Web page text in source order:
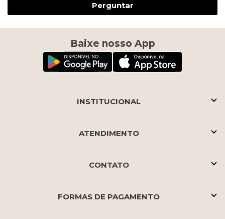
Perguntar
Baixe nosso App
INSTITUCIONAL
ATENDIMENTO
CONTATO
FORMAS DE PAGAMENTO